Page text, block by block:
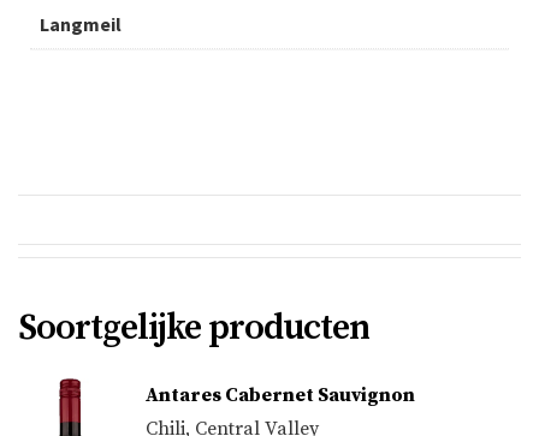
Langmeil
Soortgelijke producten
Antares Cabernet Sauvignon
Chili, Central Valley